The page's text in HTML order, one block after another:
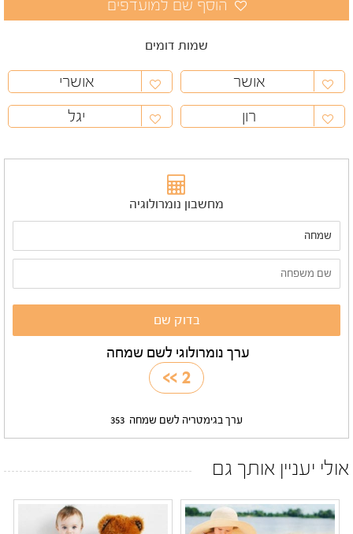
שמות דומים
אושר
אושרי
רון
יגל
מחשבון נומרולוגיה
ערך נומרולוגי לשם שמחה
2
>>
ערך בגימטריה לשם שמחה 353
אולי יעניין אותך גם